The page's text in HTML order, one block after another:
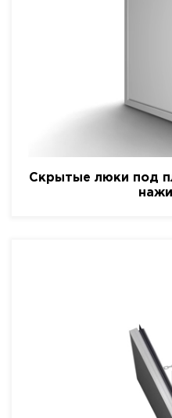
Скрытые люки под